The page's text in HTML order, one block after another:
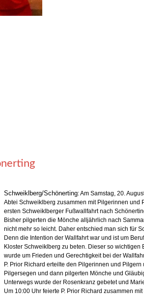
Schweiklberg/Schönerting: Am Samstag, 20.
Abtei Schweiklberg zusammen mit Pilgerinnen und
ersten Schweiklberger Fußwallfahrt nach
Bisher pilgerten die Mönche alljährlich nach
nicht mehr so leicht. Daher entschied man sich für
Denn die Intention der Wallfahrt war und ist um
Kloster Schweiklberg zu beten. Dieser so wichtigen
wurde um Frieden und Gerechtigkeit bei der
P. Prior Richard erteilte den Pilgerinnen und
Pilgersegen und dann pilgerten Mönche und
Unterwegs wurde der Rosenkranz gebetet und
Um 10:00 Uhr feierte P. Prior Richard zusammen